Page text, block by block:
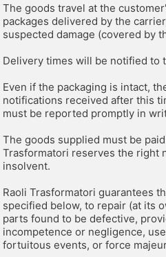
The goods travel at the
packages delivered by the
suspected damage (covered by
Delivery times will be notified to
Even if the packaging is intact,
notifications received after this
must be reported promptly in
The goods supplied must be
Trasformatori reserves the right
insolvent.
Raoli Trasformatori guarantees
specified below, to repair (at its
parts found to be defective,
incompetence or negligence,
fortuitous events, or force